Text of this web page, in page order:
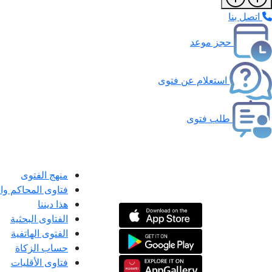
اتصل بنا
حجز موعد
استعلام عن فتوى
طلب فتوى
منهج الفتوى
فتاوى المحاكم
هذا ديننا
الفتاوى البحثية
الفتوى الهاتفية
حساب الزكاة
فتاوى الأقليات